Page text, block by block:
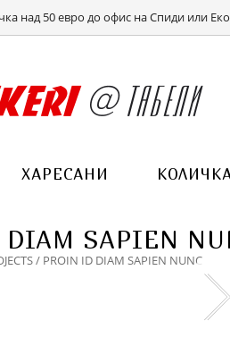
над 50 евро до офис на Спиди или
ВХОД
ХАРЕСАНИ
SAPIEN
/ PROIN ID DIAM SAPIEN NUNC